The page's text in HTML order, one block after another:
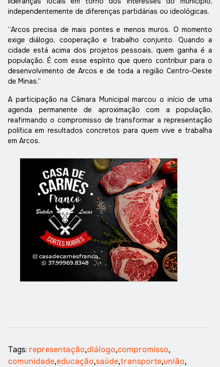
independentemente de diferenças partidárias ou ideológicas.
“Arcos precisa de mais pontes e menos muros. O momento
exige diálogo, cooperação e trabalho conjunto. Quando a
cidade está acima dos projetos pessoais, quem ganha é a
população. É com esse espírito que quero contribuir para o
desenvolvimento de Arcos e de toda a região Centro-Oeste
de Minas.”
A participação na Câmara Municipal marcou o início de uma
agenda permanente de aproximação com a população,
reafirmando o compromisso de transformar a representação
política em resultados concretos para quem vive e trabalha
em Arcos.
Tags: representação,diálogo,compromisso,
comunidade,educação,saúde,transporte,união,